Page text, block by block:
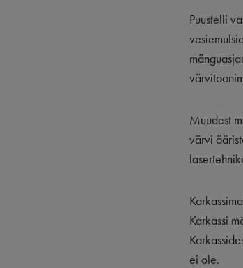
Puustelli
Muudest
värvi
Karkassi
ei ole.